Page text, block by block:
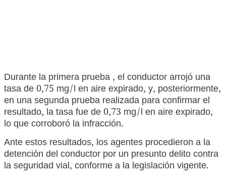
Durante la primera prueba , el conductor arrojó una
tasa de 0,75 mg/l en aire expirado, y, posteriormente,
en una segunda prueba realizada para confirmar el
resultado, la tasa fue de 0,73 mg/l en aire expirado,
lo que corroboró la infracción.
Ante estos resultados, los agentes procedieron a la
detención del conductor por un presunto delito contra
la seguridad vial, conforme a la legislación vigente.